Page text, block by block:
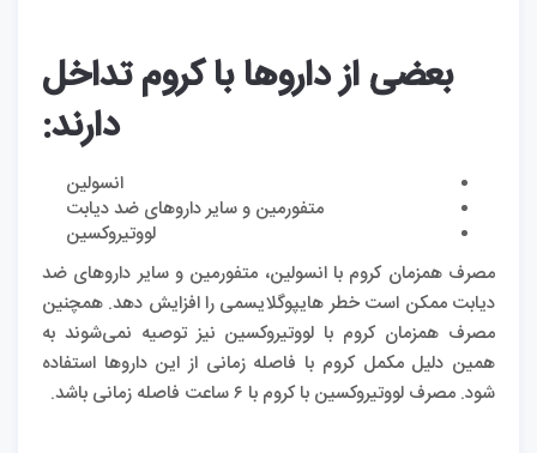
بعضی از داروها با کروم تداخل
دارند:
انسولین
متفورمین و سایر داروهای ضد دیابت
لووتیروکسین
مصرف همزمان کروم با انسولین، متفورمین و سایر داروهای ضد
دیابت ممکن است خطر هایپوگلایسمی را افزایش دهد. همچنین
مصرف همزمان کروم با لووتیروکسین نیز توصیه نمی‌شوند به
همین دلیل مکمل کروم با فاصله زمانی از این داروها استفاده
شود. مصرف لووتیروکسین با کروم با ۶ ساعت فاصله زمانی باشد.